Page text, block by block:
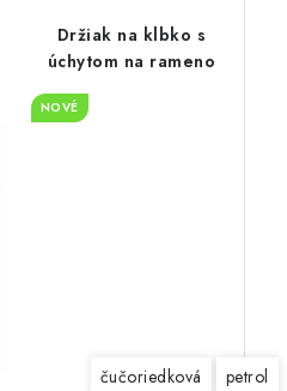
Držiak na klbko s
úchytom na rameno
NOVÉ
čučoriedková petrol